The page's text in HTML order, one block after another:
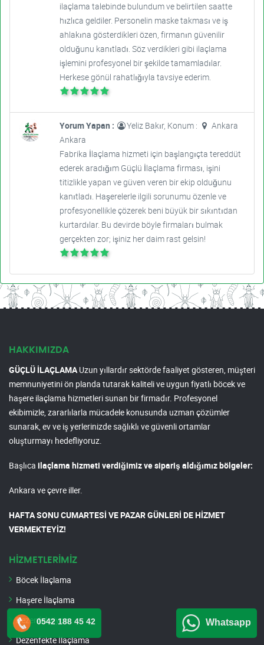
ilaçlama talebinde bulundum ve belirtilen saatte
hızlıca geldiler. Personelin maske takması ve iş
ahlakına gösterdikleri özen, firmanın güvenilir
olduğunu kanıtladı. Söz verdikleri gibi ilaçlama
işlemini profesyonel bir şekilde tamamladılar.
Herkese gönül rahatlığıyla tavsiye ederim.
Yorum Yapan : Yeliz Bakır, Konum :
Ankara
Ankara
Fabrika İlaçlama hizmeti için başlangıçta tereddüt
ederek aradığım Güçlü İlaçlama firması, işini
titizlikle yapan ve güven veren bir ekip olduğunu
kanıtladı. Haşerelerle ilgili sorunumu özenle ve
profesyonellikle çözerek beni büyük bir sıkıntıdan
kurtardılar. Bu devirde böyle firmaları bulmak
gerçekten zor; işiniz her daim rast gelsin!
HAKKIMIZDA
GÜÇLÜ İLAÇLAMAUzun yıllardır sektörde faaliyet gösteren, müşteri
memnuniyetini ön planda tutarak kaliteli ve uygun fiyatlı böcek ve
haşere ilaçlama hizmetleri sunan bir firmadır. Profesyonel
ekibimizle, zararlılarla mücadele konusunda uzman çözümler
sunarak, ev ve iş yerlerinizde sağlıklı ve güvenli ortamlar
oluşturmayı hedefliyoruz.
Başlıca ilaçlama hizmeti verdiğimiz ve sipariş aldığımız bölgeler:
Ankara ve çevre iller.
HAFTA SONU CUMARTESİ VE PAZAR GÜNLERİ DE HİZMET
VERMEKTEYİZ!
HİZMETLERİMİZ
Böcek İlaçlama
Haşere İlaçlama
Dezenfeksiyon
Dezenfekte İlaçlama
0542 188 45 42 Whatsapp